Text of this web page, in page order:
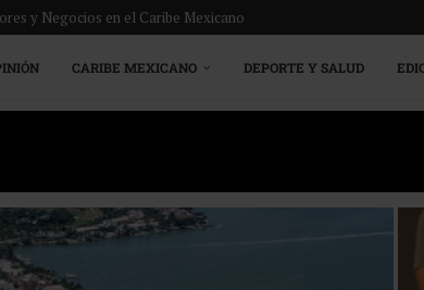
y Negocios en el Caribe Mexicano
CARIBE MEXICANO DEPORTE Y SALUD